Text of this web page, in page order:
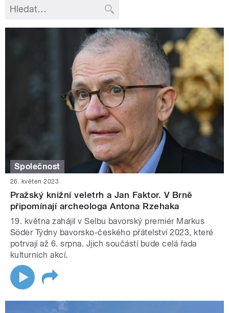
Společnost
26. květen 2023
Pražský knižní veletrh a Jan Faktor. V Brně
připomínají archeologa Antona Rzehaka
19. května zahájil v Selbu bavorský premiér Markus
Söder Týdny bavorsko-českého přátelství 2023, které
potrvají až 6. srpna. Jjich součástí bude celá řada
kulturních akcí.